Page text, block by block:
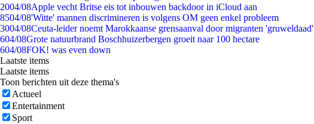
2004/08Apple vecht Britse eis tot inbouwen backdoor in iCloud aan
8504/08'Witte' mannen discrimineren is volgens OM geen enkel probleem
3004/08Ceuta-leider noemt Marokkaanse grensaanval door migranten 'gruweldaad'
604/08Grote natuurbrand Boschhuizerbergen groeit naar 100 hectare
604/08FOK! was even down
Laatste items
Laatste items
Toon berichten uit deze thema's
Actueel
Entertainment
Sport